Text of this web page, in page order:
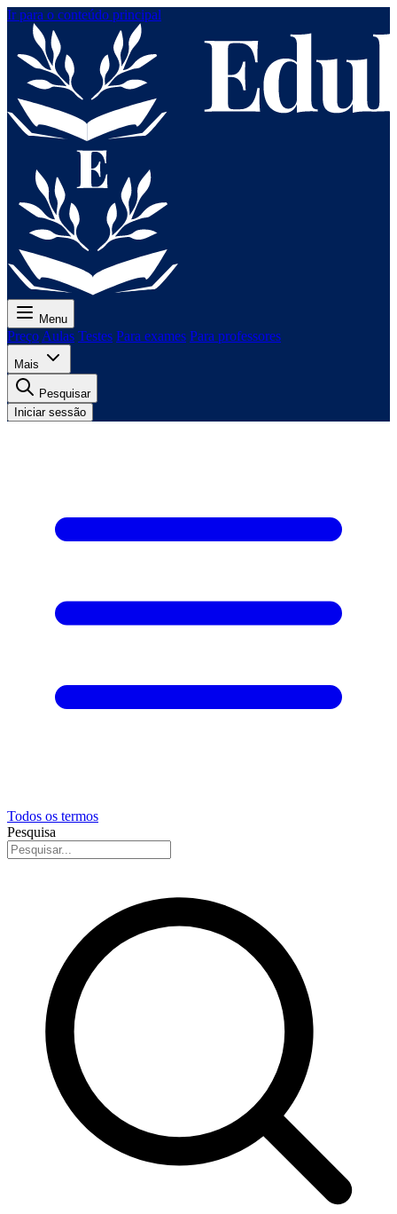
Ir para o conteúdo principal
Menu
Preço Aulas Testes Para exames Para professores
Mais
Pesquisar
Iniciar sessão
Todos os termos
Pesquisa